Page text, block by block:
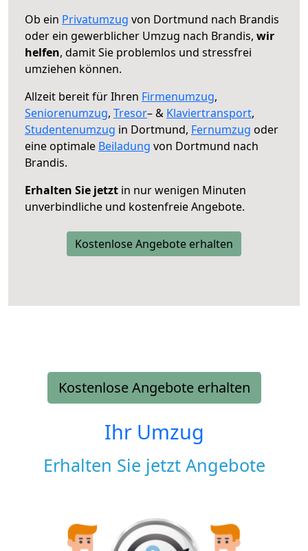
Ob ein Privatumzug von Dortmund nach Brandis
oder ein gewerblicher Umzug nach Brandis, wir
helfen, damit Sie problemlos und stressfrei
umziehen können.
Allzeit bereit für Ihren Firmenumzug,
Seniorenumzug, Tresor– & Klaviertransport,
Studentenumzug in Dortmund, Fernumzug oder
eine optimale Beiladung von Dortmund nach
Brandis.
Erhalten Sie jetzt in nur wenigen Minuten
unverbindliche und kostenfreie Angebote.
Kostenlose Angebote erhalten
Kostenlose Angebote erhalten
Ihr Umzug
Erhalten Sie jetzt Angebote